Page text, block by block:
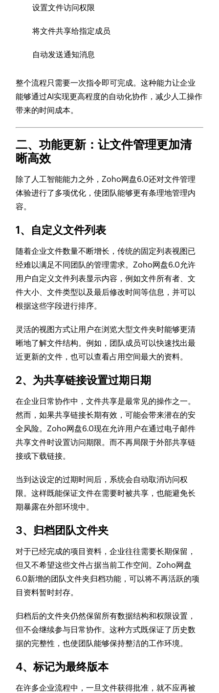
设置文件访问权限
将文件共享给指定成员
自动发送通知消息
整个流程只需要一次指令即可完成。这种能力让企业
能够通过AI实现更高程度的自动化协作，减少人工操作
带来的时间成本。
二、功能更新：让文件管理更加清
晰高效
除了人工智能能力之外，Zoho网盘6.0还对文件管理
体验进行了多项优化，使团队能够更有条理地管理内
容。
1、自定义文件列表
随着企业文件数量不断增长，传统的固定列表视图已
经难以满足不同团队的管理需求。Zoho网盘6.0允许
用户自定义文件列表显示内容，例如文件所有者、文
件大小、文件类型以及最后修改时间等信息，并可以
根据这些字段进行排序。
灵活的视图方式让用户在浏览大型文件夹时能够更清
晰地了解文件结构。例如，团队成员可以快速找出最
近更新的文件，也可以查看占用空间最大的资料。
2、为共享链接设置过期日期
在企业日常协作中，文件共享是最常见的操作之一。
然而，如果共享链接长期有效，可能会带来潜在的安
全风险。Zoho网盘6.0现在允许用户在通过电子邮件
共享文件时设置访问期限。而不再局限于外部共享链
接或下载链接。
当到达设定的过期时间后，系统会自动取消访问权
限。这样既能保证文件在需要时被共享，也能避免长
期暴露在外部环境中。
3、归档团队文件夹
对于已经完成的项目资料，企业往往需要长期保留，
但又不希望这些文件占据当前工作空间。Zoho网盘
6.0新增的团队文件夹归档功能，可以将不再活跃的项
目资料暂时封存。
归档后的文件夹仍然保留所有数据结构和权限设置，
但不会继续参与日常协作。这种方式既保证了历史数
据的完整性，也使团队能够保持整洁的工作环境。
4、标记为最终版本
在许多企业流程中，一旦文件获得批准，就不应再被